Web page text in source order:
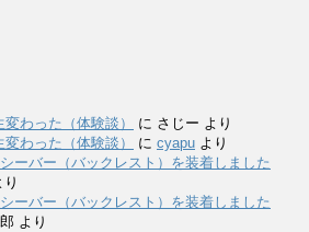
わった（体験談） に さじー より
わった（体験談）
に cyapu より
ーバー（バックレスト）を装着しました
り
ーバー（バックレスト）を装着しました
より